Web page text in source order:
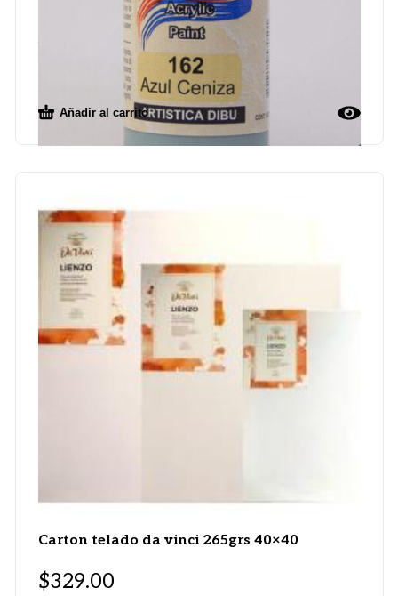
Acrilico ad azul ceniza 162
Añadir al carrito
Carton telado da vinci 265grs 40×40
$329.00